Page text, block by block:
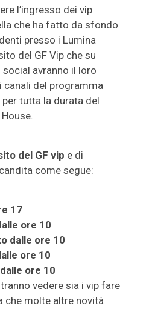
l’ingresso dei vip
che ha fatto da sfondo
presso i Lumina
del GF Vip che su
avranno il loro
del programma
tutta la durata del
del GF vip e di
come segue:
17
ore 10
dalle ore 10
ore 10
ore 10
vedere sia i vip fare
che molte altre novità